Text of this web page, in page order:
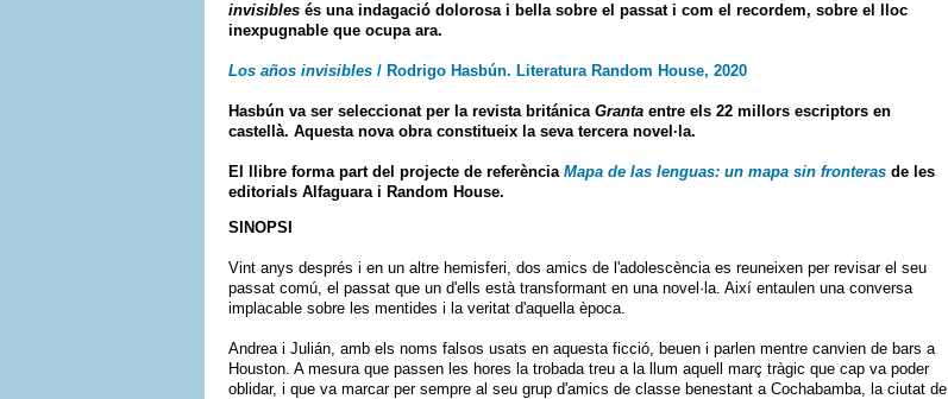
invisibles és una indagació dolorosa i bella sobre el passat i com el recordem, sobre el lloc
inexpugnable que ocupa ara.
Los años invisibles / Rodrigo Hasbún. Literatura Random House, 2020
Hasbún va ser seleccionat per la revista británica Granta entre els 22 millors escriptors en
castellà. Aquesta nova obra constitueix la seva tercera novel·la.
El llibre forma part del projecte de referència Mapa de las lenguas: un mapa sin fronteras de les
editorials Alfaguara i Random House.
SINOPSI
Vint anys després i en un altre hemisferi, dos amics de l'adolescència es reuneixen per revisar el seu
passat comú, el passat que un d'ells està transformant en una novel·la. Així entaulen una conversa
implacable sobre les mentides i la veritat d'aquella època.
Andrea i Julián, amb els noms falsos usats en aquesta ficció, beuen i parlen mentre canvien de bars a
Houston. A mesura que passen les hores la trobada treu a la llum aquell març tràgic que cap va poder
oblidar, i que va marcar per sempre al seu grup d'amics de classe benestant a Cochabamba, la ciutat de